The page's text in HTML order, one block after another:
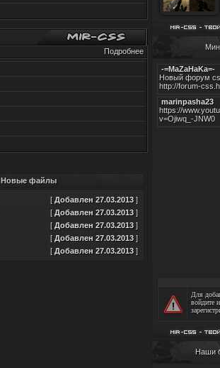
Подробнее
Новые файлы
[ Добавлен 27.03.2013]
[ Добавлен 27.03.2013]
[ Добавлен 27.03.2013]
[ Добавлен 27.03.2013]
[ Добавлен 27.03.2013]
Для
войдите
Наши